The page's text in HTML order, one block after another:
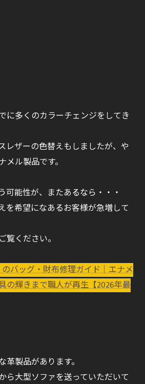
に多くのカラーチェンジをしてき
レザーの色替えもしましたが、や
ル製品です。
可能性が、またあるなら・・・
を希望になあるお客様が急増して
覧ください。
のバッグ・財布修理ガイド｜エナメ
の輝きまで職人が再生【2026年最
製品があります。
ら大型ソファを送っていただいて